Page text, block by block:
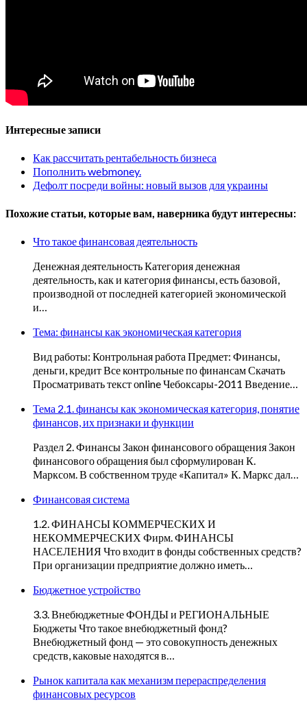
Интересные записи
Как рассчитать рентабельность бизнеса
Пополнить webmoney.
Дефолт посреди войны: новый вызов для украины
Похожие статьи, которые вам, наверника будут интересны:
Что такое финансовая деятельность
Денежная деятельность Категория денежная
деятельность, как и категория финансы, есть базовой,
производной от последней категорией экономической
и…
Тема: финансы как экономическая категория
Вид работы: Контрольная работа Предмет: Финансы,
деньги, кредит Все контрольные по финансам Скачать
Просматривать текст оnline Чебоксары-2011 Введение…
Тема 2.1. финансы как экономическая категория, понятие
финансов, их признаки и функции
Раздел 2. Финансы Закон финансового обращения Закон
финансового обращения был сформулирован К.
Марксом. В собственном труде «Капитал» К. Маркс дал…
Финансовая система
1.2. ФИНАНСЫ КОММЕРЧЕСКИХ И
НЕКОММЕРЧЕСКИХ Фирм. ФИНАНСЫ
НАСЕЛЕНИЯ Что входит в фонды собственных средств?
При организации предприятие должно иметь…
Бюджетное устройство
3.3. Внебюджетные ФОНДЫ и РЕГИОНАЛЬНЫЕ
Бюджеты Что такое внебюджетный фонд?
Внебюджетный фонд — это совокупность денежных
средств, каковые находятся в…
Рынок капитала как механизм перераспределения
финансовых ресурсов